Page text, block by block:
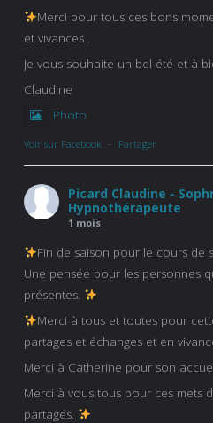
Merci pour tous ces bons
et vivances .
Je vous souhaite un bel été et à
Claudine
Photo
Voir sur Facebook · Partager
Picard Claudine -
Hypnothérapeute
1 mois
Fin de saison pour le cours de
Une pensée pour les personnes
présentes.
Merci à tous et toutes pour
partages et échanges et en
Merci à Catherine pour son
Merci à vous tous pour ces mets
partagés.